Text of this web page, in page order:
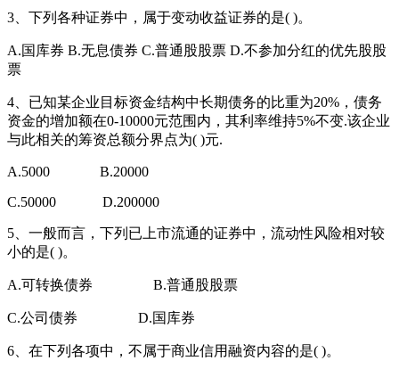
3、下列各种证券中，属于变动收益证券的是( )。
A.国库券 B.无息债券 C.普通股股票 D.不参加分红的优先股股
票
4、已知某企业目标资金结构中长期债务的比重为20%，债务
资金的增加额在0-10000元范围内，其利率维持5%不变.该企业
与此相关的筹资总额分界点为( )元.
A.5000 B.20000
C.50000 D.200000
5、一般而言，下列已上市流通的证券中，流动性风险相对较
小的是( )。
A.可转换债券 B.普通股股票
C.公司债券 D.国库券
6、在下列各项中，不属于商业信用融资内容的是( )。